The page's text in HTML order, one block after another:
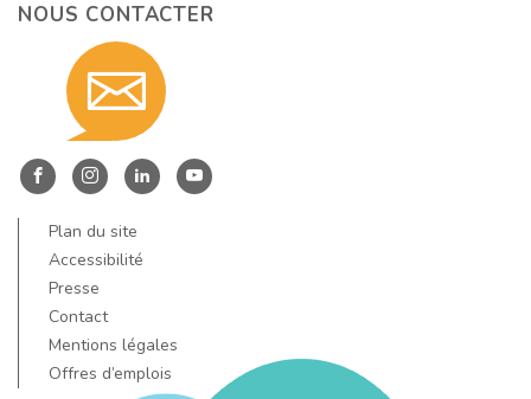
NOUS CONTACTER
nous
Entre
Allier
sur
Facebook
Entre
Allier
sur
Instagram
Entre
LinkedIn
!
Entre
Plan du site
Accessibilité
Presse
Contact
Mentions légales
Offres d’emplois